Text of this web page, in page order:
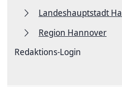
Landeshauptstadt
Region Hannover
Redaktions-Login